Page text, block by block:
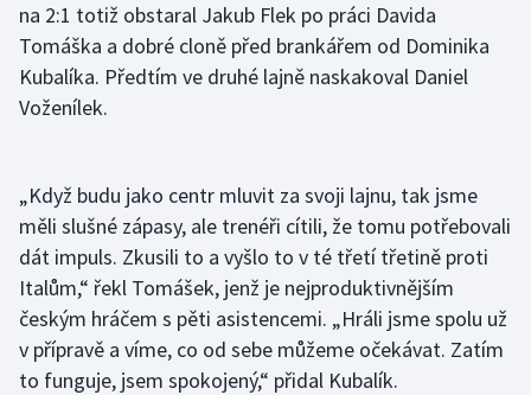
Sportovní střelba
Stolní tenis
Veslování
Vodní slalom
Volejbal
Ostatní
na 2:1 totiž obstaral Jakub Flek po práci Davida
Tomáška a dobré cloně před brankářem od Dominika
Kubalíka. Předtím ve druhé lajně naskakoval Daniel
Voženílek.
„Když budu jako centr mluvit za svoji lajnu, tak jsme
měli slušné zápasy, ale trenéři cítili, že tomu potřebovali
dát impuls. Zkusili to a vyšlo to v té třetí třetině proti
Italům,“ řekl Tomášek, jenž je nejproduktivnějším
českým hráčem s pěti asistencemi. „Hráli jsme spolu už
v přípravě a víme, co od sebe můžeme očekávat. Zatím
to funguje, jsem spokojený,“ přidal Kubalík.